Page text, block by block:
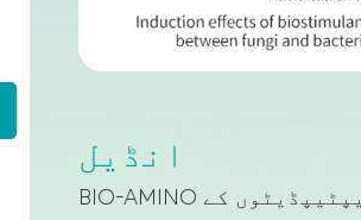
انڈیل
BIO-AMINO ٹیکنالوجی ٹیکنالوجی (جہن اور باکٹیریا کے ذریعے) سے بنایا گیا تھا ۔ اس میں پیپٹیپڈیٹوں کے